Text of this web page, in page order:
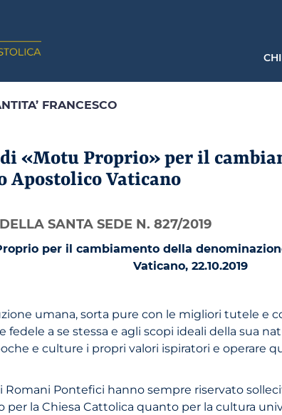
FRANCESCO
«Motu Proprio» per il
Apostolico Vaticano
SANTA SEDE N. 827/2019
per il cambiamento della
Vaticano, 22.10.2019
umana, sorta pure con le migliori tutele e
a se stessa e agli scopi ideali della sua
e culture i propri valori ispiratori e operare
Romani Pontefici hanno sempre riservato
la Chiesa Cattolica quanto per la cultura